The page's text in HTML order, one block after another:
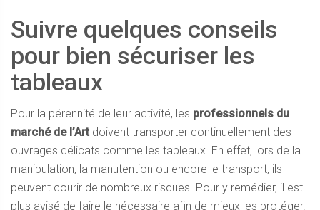
Suivre quelques conseils
pour bien sécuriser les
tableaux
Pour la pérennité de leur activité, les professionnels du
marché de l’Art doivent transporter continuellement des
ouvrages délicats comme les tableaux. En effet, lors de la
manipulation, la manutention ou encore le transport, ils
peuvent courir de nombreux risques. Pour y remédier, il est
plus avisé de faire le nécessaire afin de mieux les protéger.